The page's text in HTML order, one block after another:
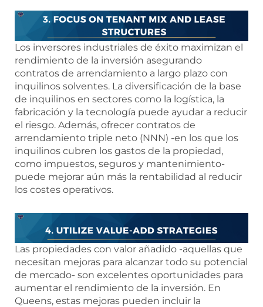
Los inversores industriales de éxito maximizan el
rendimiento de la inversión asegurando
contratos de arrendamiento a largo plazo con
inquilinos solventes. La diversificación de la base
de inquilinos en sectores como la logística, la
fabricación y la tecnología puede ayudar a reducir
el riesgo. Además, ofrecer contratos de
arrendamiento triple neto (NNN) -en los que los
inquilinos cubren los gastos de la propiedad,
como impuestos, seguros y mantenimiento-
puede mejorar aún más la rentabilidad al reducir
los costes operativos.
Las propiedades con valor añadido -aquellas que
necesitan mejoras para alcanzar todo su potencial
de mercado- son excelentes oportunidades para
aumentar el rendimiento de la inversión. En
Queens, estas mejoras pueden incluir la